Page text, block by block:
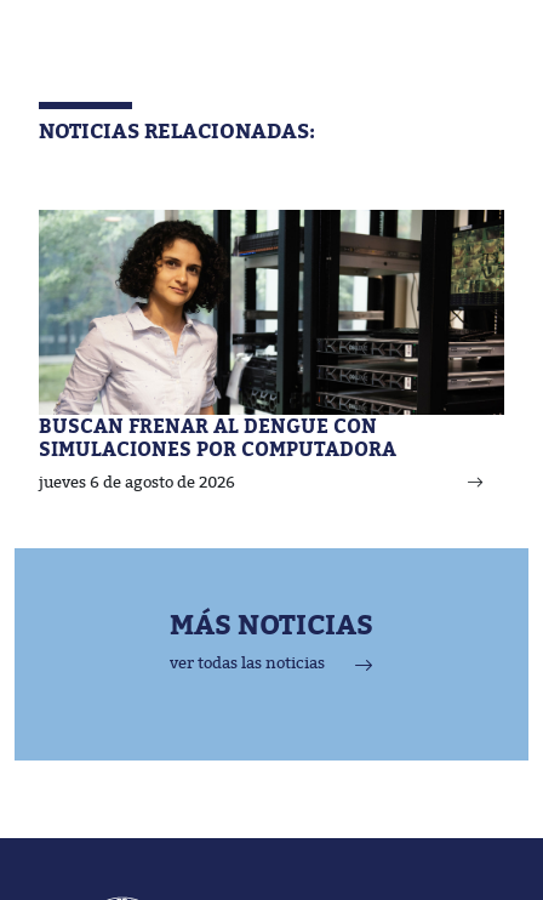
NOTICIAS RELACIONADAS:
BUSCAN FRENAR AL DENGUE CON
SIMULACIONES POR COMPUTADORA
jueves 6 de agosto de 2026
MÁS NOTICIAS
ver todas las noticias